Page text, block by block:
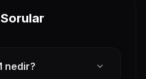
nedir? expand_more